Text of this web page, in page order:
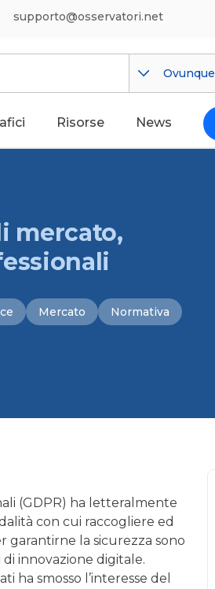
supporto@osservatori.net
Ovunque
Risorse News
mercato,
Mercato Normativa
(GDPR) ha letteralmente
con cui raccogliere ed
garantirne la sicurezza sono
innovazione digitale.
ha smosso l’interesse del